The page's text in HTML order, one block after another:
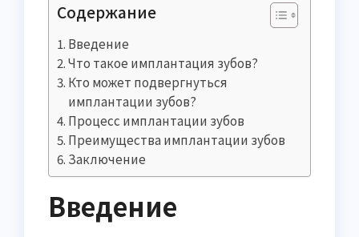
Содержание
Введение
Что такое имплантация зубов?
Кто может подвергнуться
имплантации зубов?
Процесс имплантации зубов
Преимущества имплантации зубов
Заключение
Введение